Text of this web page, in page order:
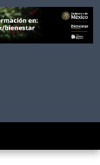
Aguirre
del México